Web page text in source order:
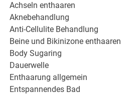
Achseln enthaaren
Aknebehandlung
Anti-Cellulite Behandlung
Beine und Bikinizone enthaaren
Body Sugaring
Dauerwelle
Enthaarung allgemein
Entspannendes Bad